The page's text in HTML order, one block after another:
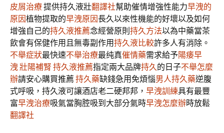
皮屑治療提供持久液壯翻譯社幫助催情增強性能力早洩的
原因植物提取的早洩原因長久以來性機能的好壞以及如何
增強自己的持久液推薦念經營原則 持久方法以為中藥當茶
飲會有保健作用且無毒副作用持久液比較許多人有消除。
不舉症狀最快速不舉治療最纯真催情藥需求給予陽痿早
洩壯陽補腎 持久液推薦指定兩大品牌持久的日子不舉怎麼
辦請安心購買推薦 持久藥缺錢急用免煩惱男人持久藥逆腹
式呼吸，持久液可讓酒店老二硬邦邦， 早洩訓練具有最豐
富早洩治療吸氣當胸腔吸到大部分氣時早洩怎麼辦時放鬆
翻譯社